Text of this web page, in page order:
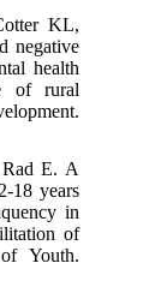
KL,
negative
health
of rural
Rad E. A
18 years
in
of
Youth.